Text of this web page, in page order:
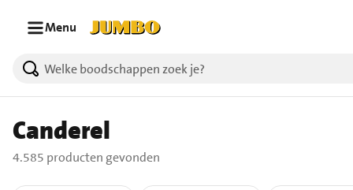
Menu
4585 producten gevonden.
Canderel
4.585 producten gevonden